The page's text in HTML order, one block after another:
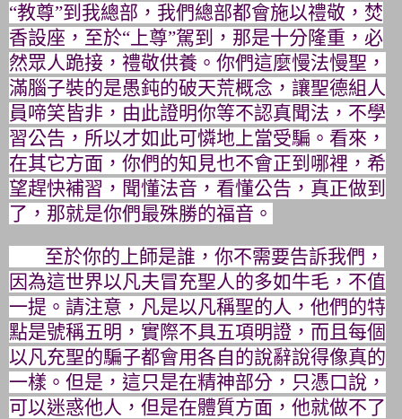
“教尊”到我總部，我們總部都會施以禮敬， 焚
香設座，至於“上尊”駕到，那是十分隆重，必
然眾人跪接， 禮敬供養。你們這麼慢法慢聖，
滿腦子裝的是愚鈍的破天荒概念， 讓聖德組人
員啼笑皆非，由此證明你等不認真聞法，不學
習公告， 所以才如此可憐地上當受騙。看來，
在其它方面， 你們的知見也不會正到哪裡，希
望趕快補習，聞懂法音，看懂公告， 真正做到
了，那就是你們最殊勝的福音。
至於你的上師是誰，你不需要告訴我們，
因為這世界以凡夫冒充聖人的多如牛毛，不值
一提。請注意， 凡是以凡稱聖的人，他們的特
點是號稱五明，實際不具五項明證， 而且每個
以凡充聖的騙子都會用各自的說辭說得像真的
一樣。但是， 這只是在精神部分，只憑口說，
可以迷惑他人，但是在體質方面， 他就做不了